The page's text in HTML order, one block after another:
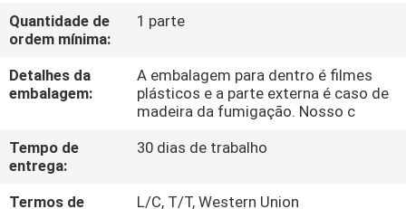
CONTROLE
DE
QUALIDADE
CONTACTE-
NOS
Quantidade de
ordem mínima:
1 parte
Detalhes da
embalagem:
A embalagem para dentro é filmes
plásticos e a parte externa é caso de
madeira da fumigação. Nosso c
Tempo de
entrega:
30 dias de trabalho
Termos de
L/C, T/T, Western Union